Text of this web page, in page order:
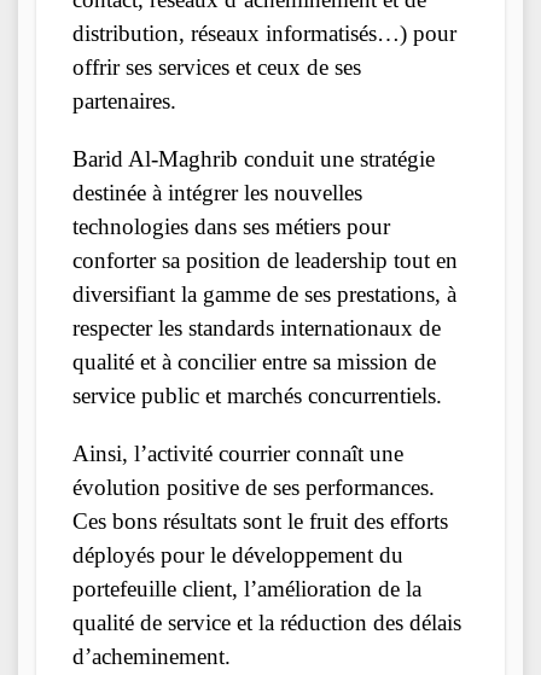
distribution, réseaux informatisés…) pour
offrir ses services et ceux de ses
partenaires.
Barid Al-Maghrib conduit une stratégie
destinée à intégrer les nouvelles
technologies dans ses métiers pour
conforter sa position de leadership tout en
diversifiant la gamme de ses prestations, à
respecter les standards internationaux de
qualité et à concilier entre sa mission de
service public et marchés concurrentiels.
Ainsi, l’activité courrier connaît une
évolution positive de ses performances.
Ces bons résultats sont le fruit des efforts
déployés pour le développement du
portefeuille client, l’amélioration de la
qualité de service et la réduction des délais
d’acheminement.